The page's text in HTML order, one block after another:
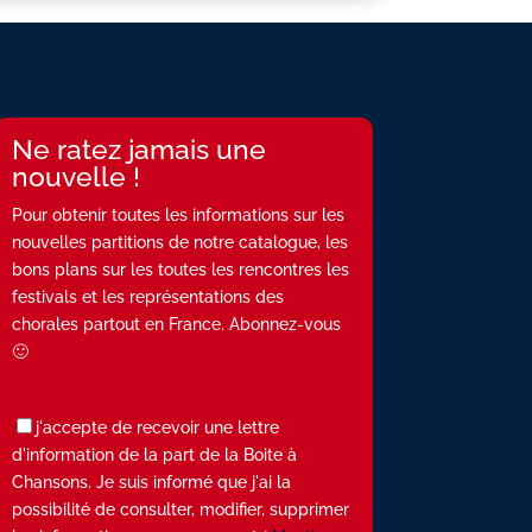
Ne ratez jamais une
nouvelle !
Pour obtenir toutes les informations sur les
nouvelles partitions de notre catalogue, les
bons plans sur les toutes les rencontres les
festivals et les représentations des
chorales partout en France. Abonnez-vous
🙂
j'accepte de recevoir une lettre
d'information de la part de la Boite à
Chansons. Je suis informé que j'ai la
possibilité de consulter, modifier, supprimer